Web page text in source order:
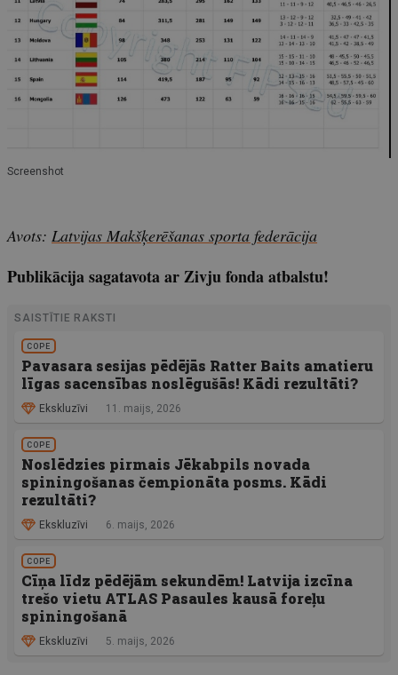
Screenshot
Avots: Latvijas Makšķerēšanas sporta federācija
Publikācija sagatavota ar Zivju fonda atbalstu!
SAISTĪTIE RAKSTI
COPE
Pavasara sesijas pēdējās Ratter Baits amatieru
līgas sacensības noslēgušās! Kādi rezultāti?
Ekskluzīvi 11. maijs, 2026
COPE
Noslēdzies pirmais Jēkabpils novada
spiningošanas čempionāta posms. Kādi
rezultāti?
Ekskluzīvi 6. maijs, 2026
COPE
Cīņa līdz pēdējām sekundēm! Latvija izcīna
trešo vietu ATLAS Pasaules kausā foreļu
spiningošanā
Ekskluzīvi 5. maijs, 2026